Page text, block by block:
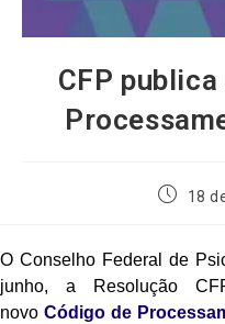
CFP
18
O Conselho Federal de
junho, a Resolução
novo Código de